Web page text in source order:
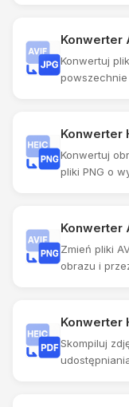
Konwerter
Konwertuj
powszechnie
Konwerter
Konwertuj
pliki PNG o
Konwerter
Zmień pliki
obrazu i
Konwerter
Skompiluj